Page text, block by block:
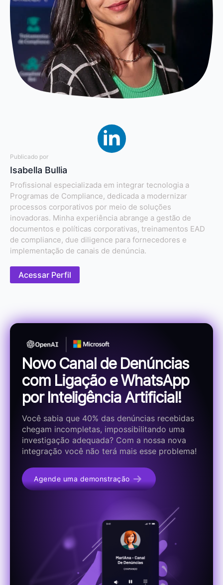
Publicado por
Isabella Bullia
Profissional especializada em integrar tecnologia a
Programas de Compliance, dedicada a modernizar
processos corporativos por meio de soluções
inovadoras. Minha experiência abrange a gestão de
documentos e políticas corporativas, treinamentos EAD
de compliance, due diligence para fornecedores e
implementação de canais de denúncia.
Acessar Perfil
Novo Canal de Denúncias
com Ligação e WhatsApp
por Inteligência Artificial!
Você sabia que 40% das denúncias recebidas
chegam incompletas, impossibilitando uma
investigação adequada? Com a nossa nova
integração você não terá mais esse problema!
Agende uma demonstração